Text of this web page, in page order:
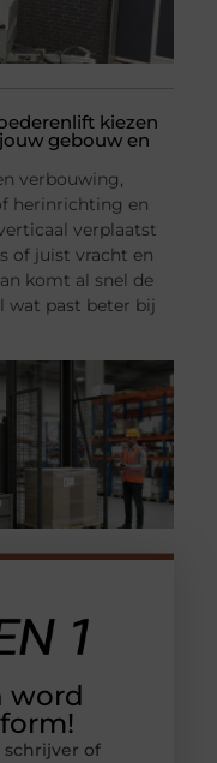
kiezen
gebouw en
verbouwing,
herinrichting en
verplaatst
of juist vracht en
komt al snel de
wat past beter bij
word
of